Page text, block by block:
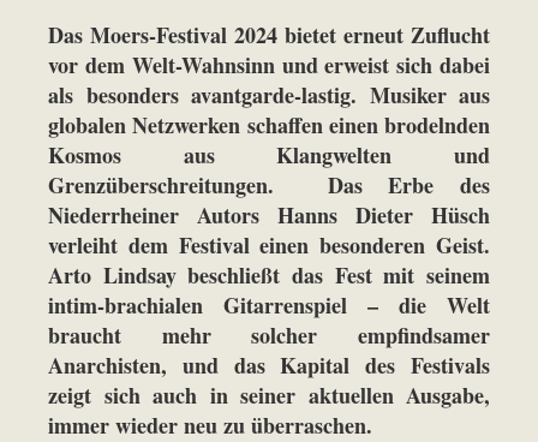
Das Moers-Festival 2024 bietet erneut Zuflucht
vor dem Welt-Wahnsinn und erweist sich dabei
als besonders avantgarde-lastig. Musiker aus
globalen Netzwerken schaffen einen brodelnden
Kosmos aus Klangwelten und
Grenzüberschreitungen. Das Erbe des
Niederrheiner Autors Hanns Dieter Hüsch
verleiht dem Festival einen besonderen Geist.
Arto Lindsay beschließt das Fest mit seinem
intim-brachialen Gitarrenspiel – die Welt
braucht mehr solcher empfindsamer
Anarchisten, und das Kapital des Festivals
zeigt sich auch in seiner aktuellen Ausgabe,
immer wieder neu zu überraschen.